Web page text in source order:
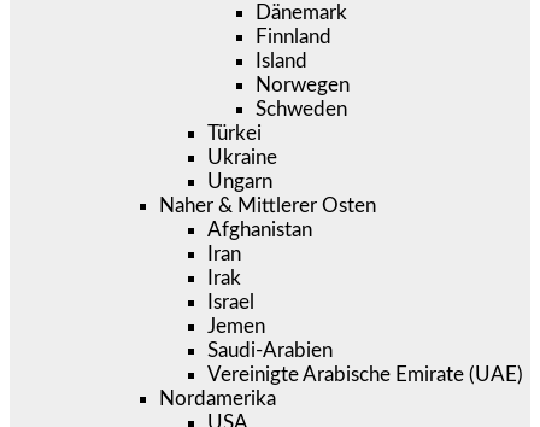
Dänemark
Finnland
Island
Norwegen
Schweden
Türkei
Ukraine
Ungarn
Naher & Mittlerer Osten
Afghanistan
Iran
Irak
Israel
Jemen
Saudi-Arabien
Vereinigte Arabische Emirate (UAE)
Nordamerika
USA